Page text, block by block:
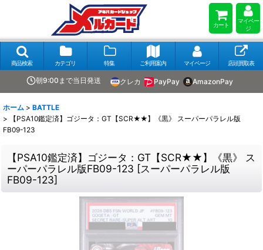
カート
マイペー
ジ
商品検索 カテゴリ 特集 ご利用案内 マイページ 店頭買取表
朝9:00まで当日発送 クレカ PayPay AmazonPay
ホーム > BATTLE
>
【PSA10鑑定済】ゴジータ：GT【SCR★★】《黒》 スーパーパラレル版
FB09-123
【PSA10鑑定済】ゴジータ：GT【SCR★★】《黒》 ス
ーパーパラレル版FB09-123 [スーパーパラレル版
FB09-123]